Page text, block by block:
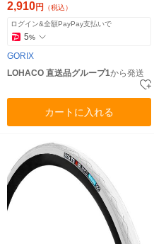
2,910円 （税込）
ログイン&全額PayPay支払いで
5%
GORIX
LOHACO 直送品グループ1から発送
カートに入れる